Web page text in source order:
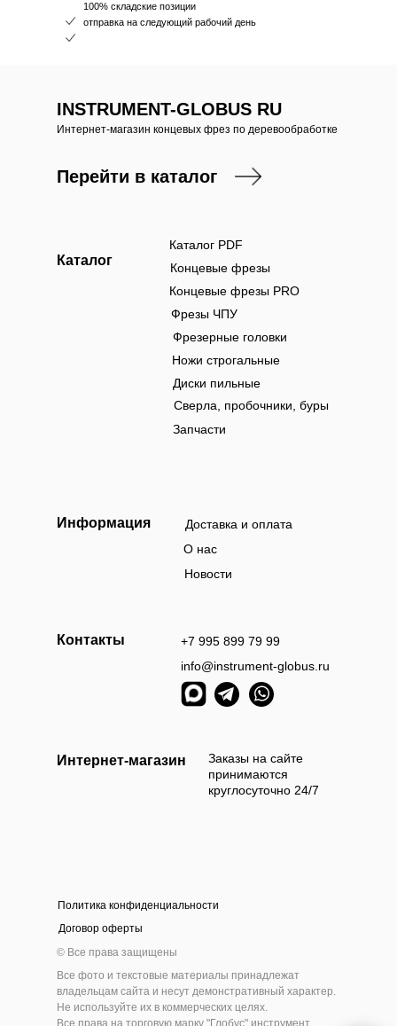
наличными
и самостоятельно выбрать и оплатить
товар наличными деньгами в нашем шоу-руме
инструмента
100% складские позиции
отправка на следующий рабочий день
Заказы на сайте
принимаются
круглосуточно 24/7
Каталог
Информация
Контакты
+7 995 899 79 99
info@instrument-globus.ru
Интернет-магазин
Концевые фрезы
Каталог PDF
Концевые фрезы PRO
Фрезы ЧПУ
Фрезерные головки
Ножи строгальные
Диски пильные
Сверла, пробочники, буры
Запчасти
Доставка и оплата
О нас
Новости
INSTRUMENT-GLOBUS RU
© Все права защищены
Политика конфиденциальности
Договор оферты
Интернет-магазин концевых фрез по деревообработке
Перейти в каталог
Все фото и текстовые материалы принадлежат
владельцам сайта и несут демонстративный характер.
Не используйте их в коммерческих целях.